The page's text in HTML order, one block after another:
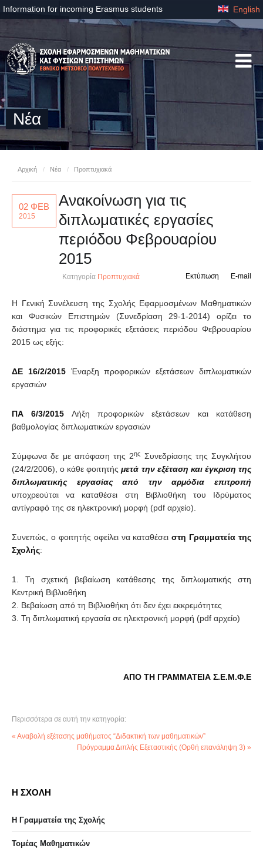
Information for incoming Erasmus students English
Νέα
Αρχική / Νέα / Προπτυχιακά
02 ΦΕΒ
2015
Ανακοίνωση για τις
διπλωματικές εργασίες
περιόδου Φεβρουαρίου
2015
Κατηγορία Προπτυχιακά E-mail
Εκτύπωση
Η Γενική Συνέλευση της Σχολής Εφαρμοσμένων Μαθηματικών
και Φυσικών Επιστημών (Συνεδρίαση 29-1-2014) ορίζει το
διάστημα για τις προφορικές εξετάσεις περιόδου Φεβρουαρίου
2015 ως εξής:
ΔΕ 16/2/2015Έναρξη προφορικών εξετάσεων διπλωματικών
εργασιών
ΠΑ 6/3/2015 Λήξη προφορικών εξετάσεων και κατάθεση
βαθμολογίας διπλωματικών εργασιών
Σύμφωνα δε με απόφαση της 2ης Συνεδρίασης της Συγκλήτου
(24/2/2006), ο κάθε φοιτητής μετά την εξέταση και έγκριση της
διπλωματικής εργασίας από την αρμόδια επιτροπή
υποχρεούται να καταθέσει στη Βιβλιοθήκη του Ιδρύματος
αντίγραφό της σε ηλεκτρονική μορφή (pdf αρχείο).
Συνεπώς, ο φοιτητής οφείλει να καταθέσειστη Γραμματεία της
Σχολής:
Τη σχετική βεβαίωση κατάθεσης της διπλωματικής στη
Κεντρική Βιβλιοθήκη
Βεβαίωση από τη Βιβλιοθήκη ότι δεν έχει εκκρεμότητες
Τη διπλωματική εργασία σε ηλεκτρονική μορφή (pdf αρχείο)
ΑΠΟ ΤΗ ΓΡΑΜΜΑΤΕΙΑ Σ.Ε.Μ.Φ.Ε
Περισσότερα σε αυτή την κατηγορία:
« Αναβολή εξέτασης μαθήματος “Διδακτική των μαθηματικών”
Πρόγραμμα Διπλής Εξεταστικής (Ορθή επανάληψη 3) »
Η ΣΧΟΛΗ
Η Γραμματεία της Σχολής
Τομέας Μαθηματικών